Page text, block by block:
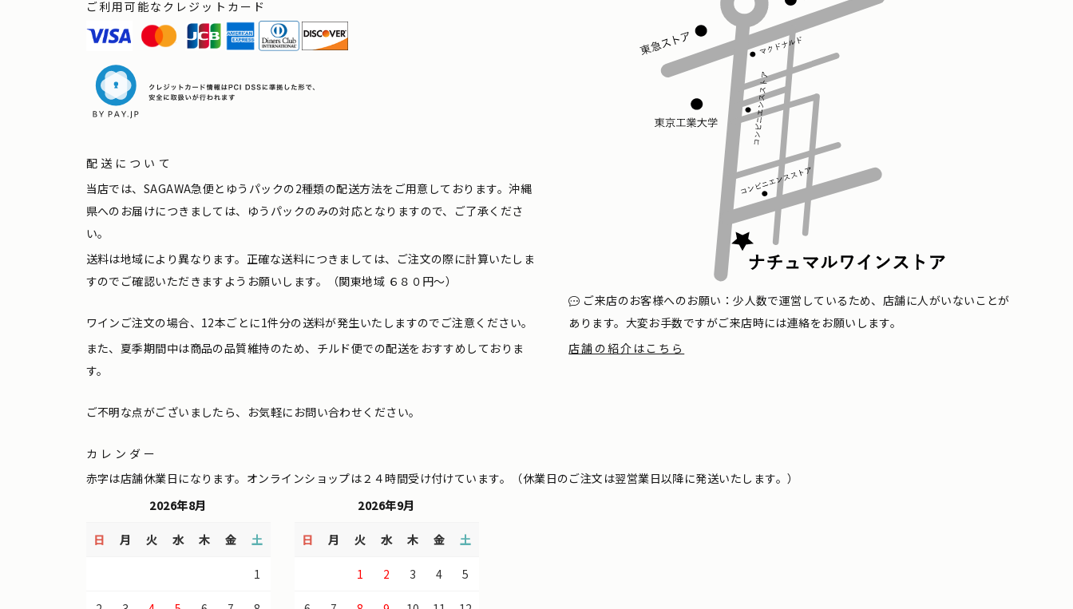
ご利用可能なクレジットカード
配送について
当店では、SAGAWA急便とゆうパックの2種類の配送方法をご用意しております。沖縄
県へのお届けにつきましては、ゆうパックのみの対応となりますので、ご了承くださ
い。
送料は地域により異なります。正確な送料につきましては、ご注文の際に計算いたしま
すのでご確認いただきますようお願いします。（関東地域 ６８０円〜）
ワインご注文の場合、12本ごとに1件分の送料が発生いたしますのでご注意ください。
また、夏季期間中は商品の品質維持のため、チルド便での配送をおすすめしておりま
す。
ご不明な点がございましたら、お気軽にお問い合わせください。
ご来店のお客様へのお願い：少人数で運営しているため、店舗に人がいないことが
あります。大変お手数ですがご来店時には連絡をお願いします。
店舗の紹介はこちら
カレンダー
赤字は店舗休業日になります。オンラインショップは２４時間受け付けています。（休業日のご注文は翌営業日以降に発送いたします。）
2026年8月
日 月 火 水 木 金 土
1
2026年9月
日 月 火 水 木 金 土
1 2 3 4 5